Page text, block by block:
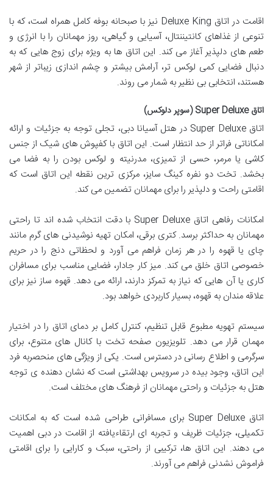
اقامت در اتاق Deluxe King نیز با صبحانه بوفه کامل همراه است، که با
تنوعی از غذاهای کانتیننتال، آسیایی و گیاهی، روز مهمانان را با انرژی و
طعم های دلپذیر آغاز می کند. این اتاق ها به ویژه برای زوج هایی که به
دنبال فضایی کمی لوکس تر، آرامش بیشتر و چشم اندازی زیباتر از شهر
هستند، انتخابی بی نظیر به شمار می روند.
اتاق Super Deluxe (سوپر دلوکس)
اتاق Super Deluxe در هتل آسیانا دبی، تجلی توجه به جزئیات و ارائه
امکاناتی فراتر از حد انتظار است. این اتاق با کفپوش های شیک از جنس
کاشی یا مرمر، حسی از تمیزی، مدرنیته و لوکس بودن را به فضا می
بخشد. تخت دو نفره کینگ سایز، مرکزی ترین نقطه این اتاق است که
اقامتی راحت و دلپذیر را برای مهمانان تضمین می کند.
امکانات رفاهی اتاق Super Deluxe با دقت انتخاب شده اند تا راحتی
مهمانان به حداکثر برسد. کتری برقی، امکان تهیه نوشیدنی های گرم مانند
چای یا قهوه را در هر زمان فراهم می آورد و لحظاتی دنج را در حریم
خصوصی اتاق خلق می کند. میز کار جادار، فضایی مناسب برای مسافران
کاری یا آن هایی که نیاز به تمرکز دارند، ارائه می دهد. قهوه ساز نیز برای
علاقه مندان به قهوه، بسیار کاربردی خواهد بود.
سیستم تهویه مطبوع قابل تنظیم، کنترل کامل بر دمای اتاق را در اختیار
مهمان قرار می دهد. تلویزیون صفحه تخت با کانال های متنوع، برای
سرگرمی و اطلاع رسانی در دسترس است. یکی از ویژگی های منحصربه فرد
این اتاق، وجود بیده در سرویس بهداشتی است که نشان دهنده ی توجه
هتل به جزئیات و راحتی مهمانان از فرهنگ های مختلف است.
اتاق Super Deluxe برای مسافرانی طراحی شده است که به امکانات
تکمیلی، جزئیات ظریف و تجربه ای ارتقاءیافته از اقامت در دبی اهمیت
می دهند. این اتاق ها، ترکیبی از راحتی، سبک و کارایی را برای اقامتی
فراموش نشدنی فراهم می آورند.